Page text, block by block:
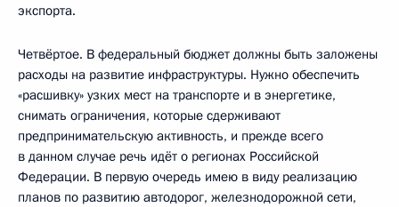
экспорта.
Четвёртое. В федеральный бюджет должны быть заложены
расходы на развитие инфраструктуры. Нужно обеспечить
«расшивку» узких мест на транспорте и в энергетике,
снимать ограничения, которые сдерживают
предпринимательскую активность, и прежде всего
в данном случае речь идёт о регионах Российской
Федерации. В первую очередь имею в виду реализацию
планов по развитию автодорог, железнодорожной сети,